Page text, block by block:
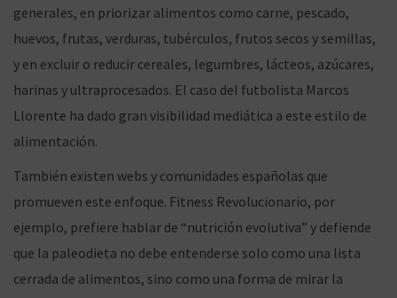
generales, en priorizar alimentos como carne, pescado,
huevos, frutas, verduras, tubérculos, frutos secos y semillas,
y en excluir o reducir cereales, legumbres, lácteos, azúcares,
harinas y ultraprocesados. El caso del futbolista Marcos
Llorente ha dado gran visibilidad mediática a este estilo de
alimentación.
También existen webs y comunidades españolas que
promueven este enfoque. Fitness Revolucionario, por
ejemplo, prefiere hablar de “nutrición evolutiva” y defiende
que la paleodieta no debe entenderse solo como una lista
cerrada de alimentos, sino como una forma de mirar la